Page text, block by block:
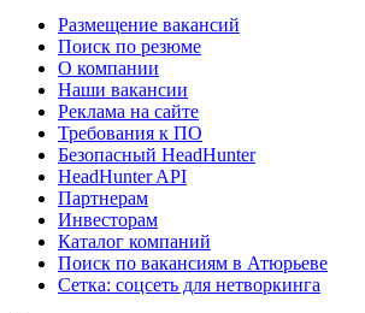
Размещение вакансий
Поиск по резюме
О компании
Наши вакансии
Реклама на сайте
Требования к ПО
Безопасный HeadHunter
HeadHunter API
Партнерам
Инвесторам
Каталог компаний
Поиск по вакансиям в Атюрьеве
Сетка: соцсеть для нетворкинга